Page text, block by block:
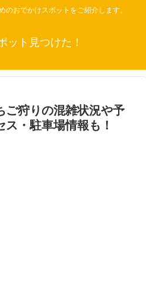
のおでかけスポットをご紹介します。
ット見つけた！
ご狩りの混雑状況や予
・駐車場情報も！